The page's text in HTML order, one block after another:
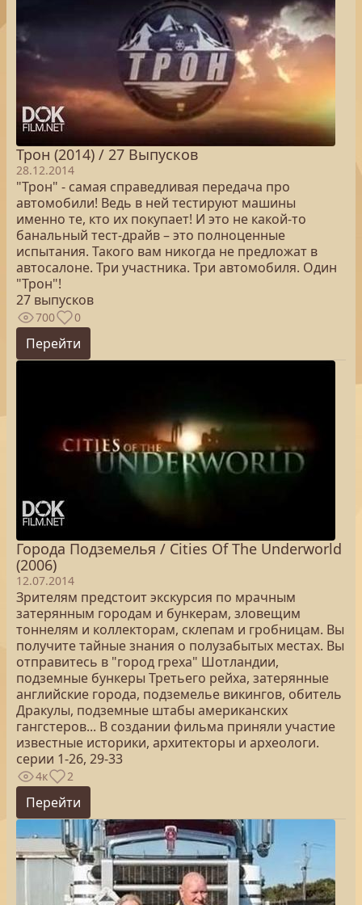
Трон (2014) / 27 Выпусков
28.12.2014
"Трон" - самая справедливая передача про
автомобили! Ведь в ней тестируют машины
именно те, кто их покупает! И это не какой-то
банальный тест-драйв – это полноценные
испытания. Такого вам никогда не предложат в
автосалоне. Три участника. Три автомобиля. Один
"Трон"!
27 выпусков
700 0
Перейти
Города Подземелья / Cities Of The Underworld
(2006)
12.07.2014
Зрителям предстоит экскурсия по мрачным
затерянным городам и бункерам, зловещим
тоннелям и коллекторам, склепам и гробницам. Вы
получите тайные знания о полузабытых местах. Вы
отправитесь в "город греха" Шотландии,
подземные бункеры Третьего рейха, затерянные
английские города, подземелье викингов, обитель
Дракулы, подземные штабы американских
гангстеров... В создании фильма приняли участие
известные историки, архитекторы и археологи.
серии 1-26, 29-33
4к 2
Перейти